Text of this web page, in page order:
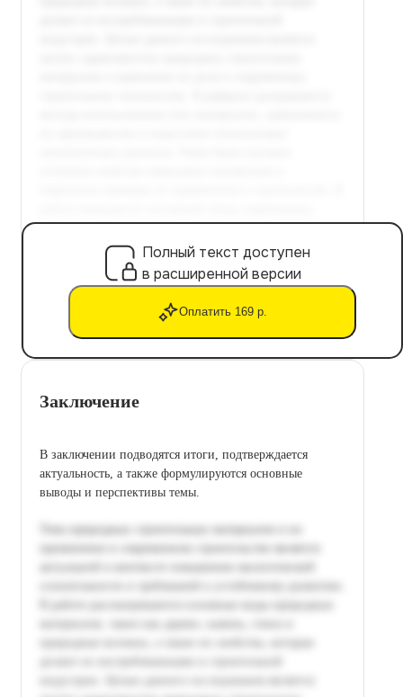
Полный текст доступен
в расширенной версии
Оплатить 169 р.
Заключение
В заключении подводятся итоги, подтверждается
актуальность, а также формулируются основные
выводы и перспективы темы.